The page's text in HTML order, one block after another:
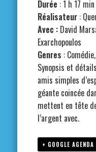
Durée : 1 h 17 min
Réalisateur :
Avec : David
Exarchopoulos
Genres :
Synopsis et
amis simples
géante coincée
mettent en tête
l’argent avec.
+ GOOGLE AGENDA